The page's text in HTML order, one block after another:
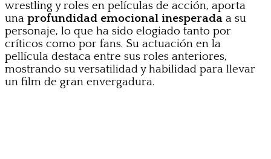
wrestling y roles en películas de acción, aporta
una profundidad emocional inesperada a su
personaje, lo que ha sido elogiado tanto por
críticos como por fans. Su actuación en la
pellícula destaca entre sus roles anteriores,
mostrando su versatilidad y habilidad para llevar
un film de gran envergadura.